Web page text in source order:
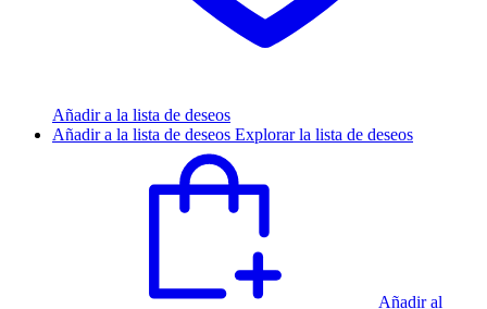
Añadir a la lista de deseos
Añadir a la lista de deseos Explorar la lista de deseos
Añadir al